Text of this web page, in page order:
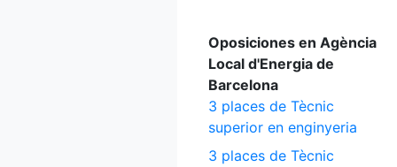
Oposiciones en Agència
Local d'Energia de
Barcelona
3 places de Tècnic
superior en enginyeria
3 places de Tècnic